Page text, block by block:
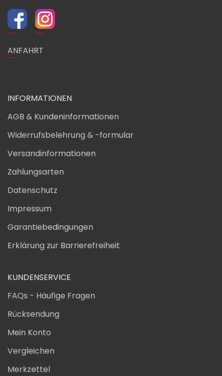
ANFAHRT
INFORMATIONEN
AGB & Kundeninformationen
Widerrufsbelehrung & -formular
Versandinformationen
Zahlungsarten
Datenschutz
Impressum
Garantiebedingungen
Erklärung zur Barrierefreiheit
KUNDENSERVICE
FAQs - Häufige Fragen
Rücksendung
Mein Konto
Vergleichen
Merkzettel